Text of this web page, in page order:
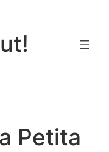
Petita